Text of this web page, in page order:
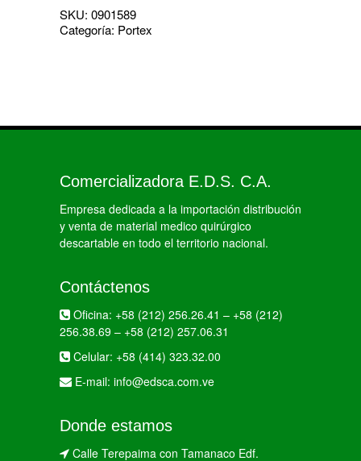
SKU: 0901589
Categoría: Portex
Comercializadora E.D.S. C.A.
Empresa dedicada a la importación distribución
y venta de material medico quirúrgico
descartable en todo el territorio nacional.
Contáctenos
Oficina: +58 (212) 256.26.41 – +58 (212)
256.38.69 – +58 (212) 257.06.31
Celular: +58 (414) 323.32.00
E-mail: info@edsca.com.ve
Donde estamos
Calle Terepaima con Tamanaco Edf.